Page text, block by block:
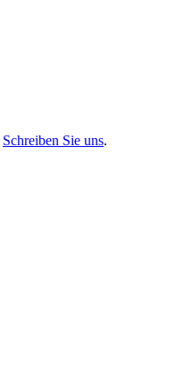
Schreiben Sie uns.